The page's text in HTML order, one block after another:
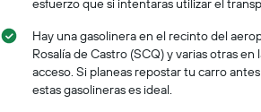
esfuerzo que si intentaras utilizar el
Hay una gasolinera en el recinto del
Rosalía de Castro (SCQ) y varias otras
acceso. Si planeas repostar tu carro
estas gasolineras es ideal.